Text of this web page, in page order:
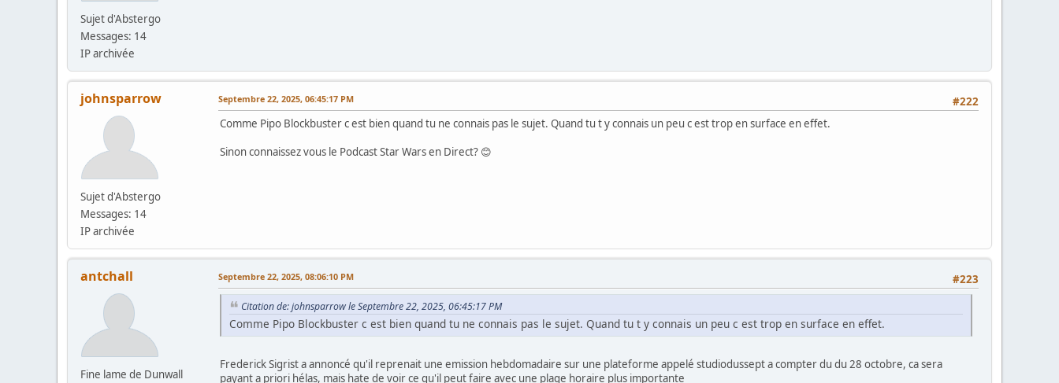
Sujet d'Abstergo
Messages: 14
IP archivée
johnsparrow
Sujet d'Abstergo
Messages: 14
IP archivée
#222
Septembre 22, 2025, 06:45:17 PM
Comme Pipo Blockbuster c est bien quand tu ne connais pas le sujet. Quand tu t y connais un peu c est trop en surface en effet.
Sinon connaissez vous le Podcast Star Wars en Direct? 😊
antchall
Fine lame de Dunwall
#223
Septembre 22, 2025, 08:06:10 PM
Citation de: johnsparrow le Septembre 22, 2025, 06:45:17 PM
Comme Pipo Blockbuster c est bien quand tu ne connais pas le sujet. Quand tu t y connais un peu c est trop en surface en effet.
Frederick Sigrist a annoncé qu'il reprenait une emission hebdomadaire sur une plateforme appelé studiodussept a compter du du 28 octobre, ca sera
payant a priori hélas, mais hate de voir ce qu'il peut faire avec une plage horaire plus importante